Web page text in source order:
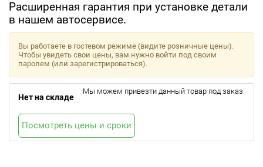
Расширенная гарантия при установке детали
в нашем автосервисе.
Вы работаете в гостевом режиме (видите розничные цены).
Чтобы увидеть свои цены, вам нужно войти под своим
паролем (или зарегистрироваться).
Нет на складе
Мы можем привезти данный товар под заказ.
Посмотреть цены и сроки